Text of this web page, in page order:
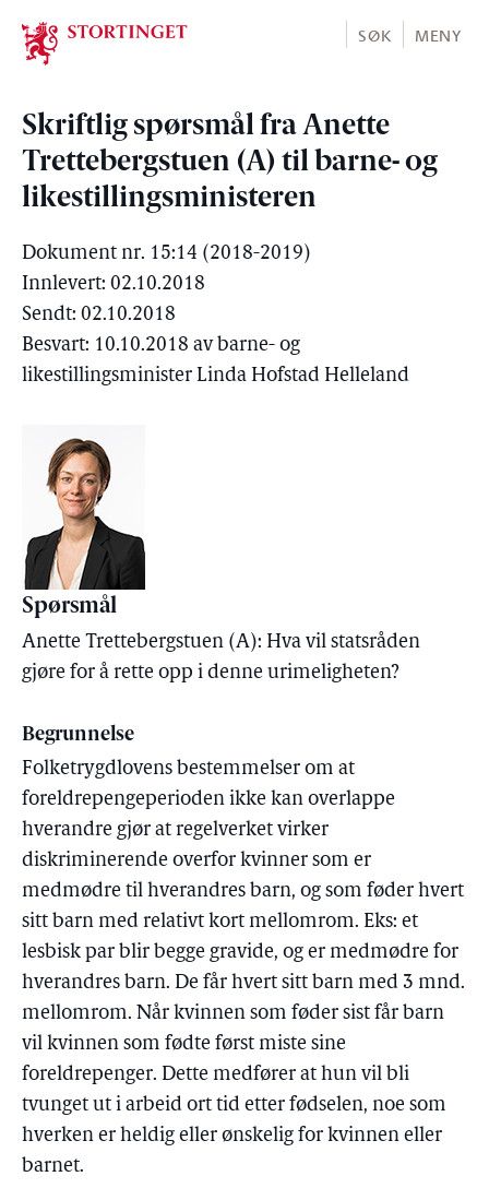
Stortinget.no
SØK MENY
Skriftlig spørsmål fra Anette
Trettebergstuen (A) til barne- og
likestillingsministeren
Dokument nr. 15:14 (2018-2019)
Innlevert: 02.10.2018
Sendt: 02.10.2018
Besvart: 10.10.2018 av barne- og
likestillingsminister Linda Hofstad Helleland
Spørsmål
Anette Trettebergstuen (A): Hva vil statsråden
gjøre for å rette opp i denne urimeligheten?
Begrunnelse
Folketrygdlovens bestemmelser om at
foreldrepengeperioden ikke kan overlappe
hverandre gjør at regelverket virker
diskriminerende overfor kvinner som er
medmødre til hverandres barn, og som føder hvert
sitt barn med relativt kort mellomrom. Eks: et
lesbisk par blir begge gravide, og er medmødre for
hverandres barn. De får hvert sitt barn med 3 mnd.
mellomrom. Når kvinnen som føder sist får barn
vil kvinnen som fødte først miste sine
foreldrepenger. Dette medfører at hun vil bli
tvunget ut i arbeid ort tid etter fødselen, noe som
hverken er heldig eller ønskelig for kvinnen eller
barnet.